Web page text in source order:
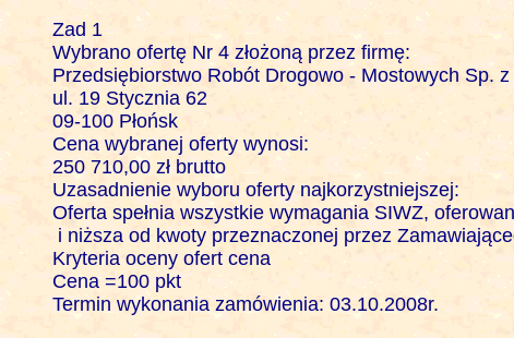
Zad 1
Wybrano ofertę Nr 4 złożoną przez firmę:
Przedsiębiorstwo Robót Drogowo - Mostowych Sp. z
ul. 19 Stycznia 62
09-100 Płońsk
Cena wybranej oferty wynosi:
250 710,00 zł brutto
Uzasadnienie wyboru oferty najkorzystniejszej:
Oferta spełnia wszystkie wymagania SIWZ,
i niższa od kwoty przeznaczonej przez
Kryteria oceny ofert cena
Cena =100 pkt
Termin wykonania zamówienia: 03.10.2008r.